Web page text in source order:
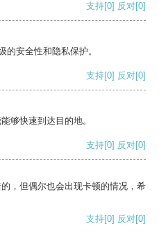
支持[0] 反对[0]
安全性和隐私保护。
支持[0] 反对[0]
够快速到达目的地。
支持[0] 反对[0]
，但偶尔也会出现卡顿的情况，希
支持[0] 反对[0]